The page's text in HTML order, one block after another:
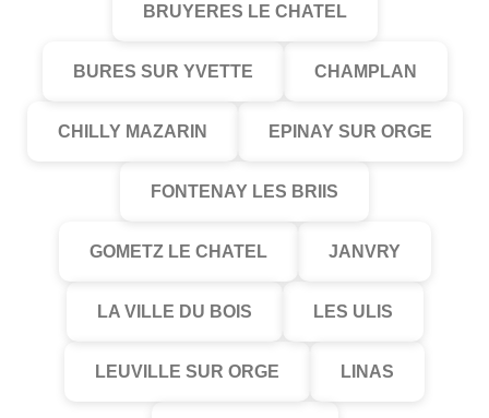
BRUYERES LE CHATEL
BURES SUR YVETTE CHAMPLAN
CHILLY MAZARIN EPINAY SUR ORGE
FONTENAY LES BRIIS
GOMETZ LE CHATEL JANVRY
LA VILLE DU BOIS LES ULIS
LEUVILLE SUR ORGE LINAS